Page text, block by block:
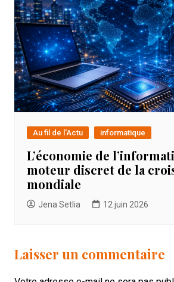
Au fil de l'Actu informatique
L’économie de
moteur discret de la
mondiale
Jena Setlia 12 juin 2026
Laisser un commentaire